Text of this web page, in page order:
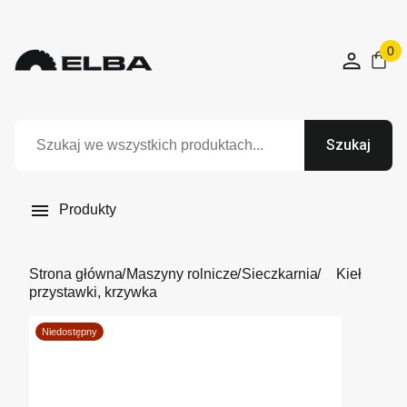
0
Szukaj
 Produkty
Strona główna Maszyny rolnicze Sieczkarnia
Kieł
przystawki, krzywka
Niedostępny